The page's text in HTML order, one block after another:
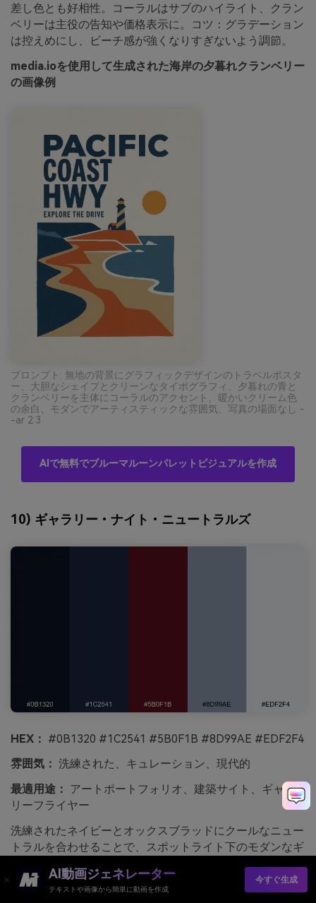
差し色とも好相性。コーラルはサブのハイライト、クラン
ベリーは主役の告知や価格表示に。コツ：グラデーション
は控えめにし、ビーチ感が強くなりすぎないよう調節。
media.ioを使用して生成された海岸の夕暮れクランベリー
の画像例
プロンプト: 無地の背景にグラフィックデザインのトラベルポスタ
ー、大胆なシェイプとクリーンなタイポグラフィ、夕暮れの青と
クランベリーを主体にコーラルのアクセント、暖かいクリーム色
の余白、モダンでアーティスティックな雰囲気、写真の場面なし -
-ar 2:3
AIで無料でブルーマルーンパレットビジュアルを作成
10) ギャラリー・ナイト・ニュートラルズ
HEX： #0B1320 #1C2541 #5B0F1B #8D99AE #EDF2F4
雰囲気： 洗練された、キュレーション、現代的
最適用途： アートポートフォリオ、建築サイト、ギャラ
リーフライヤー
洗練されたネイビーとオックスブラッドにクールなニュー
トラルを合わせることで、スポットライト下のモダンなギ
ドやキャプション、控えめなUIディバイダーに最適。ほぼ
白の色は余白に、オックスブラッドは各ページで目立つ一
AI動画ジェネレーター
テキストや画像から簡単に動画を作成
今すぐ生成